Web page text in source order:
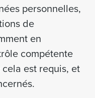
personnelles,
de
en
compétente
est requis, et